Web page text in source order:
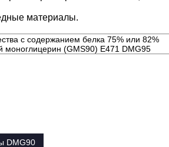
материалы.
с содержанием белка 75% или 82%
(GMS90) E471 DMG95
DMG90